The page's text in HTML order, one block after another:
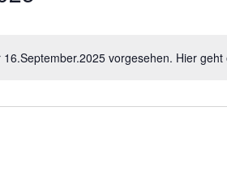
Hinweis
vorgesehen. Hier geht